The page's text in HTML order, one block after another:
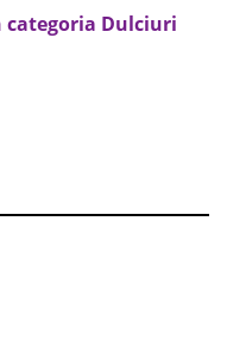
categoria Dulciuri